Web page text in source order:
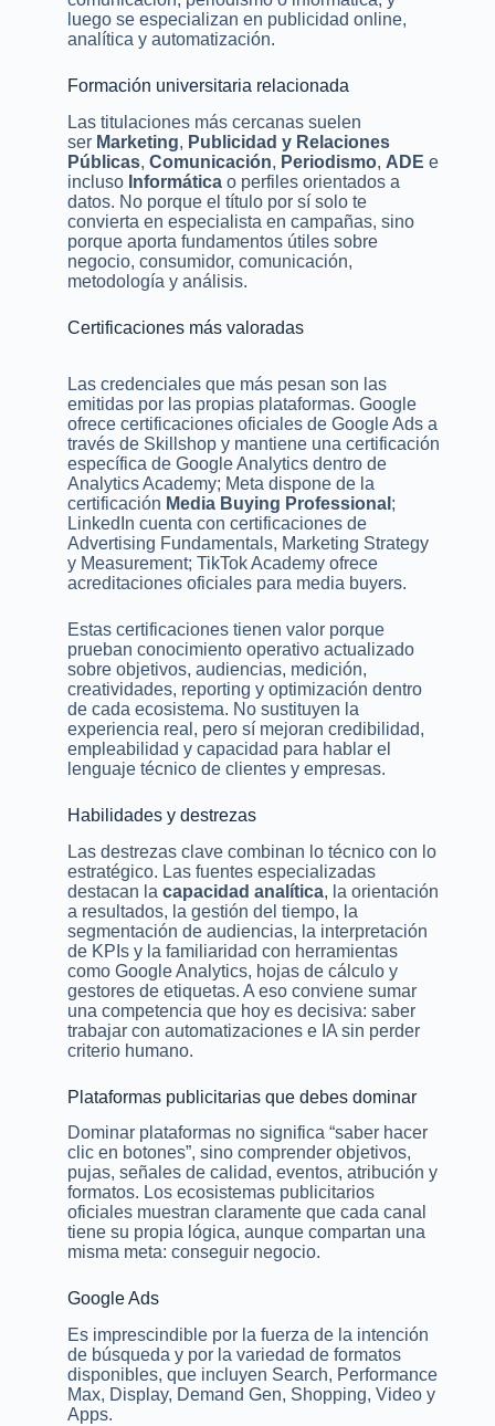
luego se especializan en publicidad online,
analítica y automatización.
Formación universitaria relacionada
Las titulaciones más cercanas suelen
ser Marketing, Publicidad y Relaciones
Públicas, Comunicación, Periodismo, ADE e
incluso Informáticao perfiles orientados a
datos. No porque el título por sí solo te
convierta en especialista en campañas, sino
porque aporta fundamentos útiles sobre
negocio, consumidor, comunicación,
metodología y análisis.
Certificaciones más valoradas
Las credenciales que más pesan son las
emitidas por las propias plataformas. Google
ofrece certificaciones oficiales de Google Ads a
través de Skillshop y mantiene una certificación
específica de Google Analytics dentro de
Analytics Academy; Meta dispone de la
certificación Media Buying Professional ;
LinkedIn cuenta con certificaciones de
Advertising Fundamentals, Marketing Strategy
y Measurement; TikTok Academy ofrece
acreditaciones oficiales para media buyers.
Estas certificaciones tienen valor porque
prueban conocimiento operativo actualizado
sobre objetivos, audiencias, medición,
creatividades, reporting y optimización dentro
de cada ecosistema. No sustituyen la
experiencia real, pero sí mejoran credibilidad,
empleabilidad y capacidad para hablar el
lenguaje técnico de clientes y empresas.
Habilidades y destrezas
Las destrezas clave combinan lo técnico con lo
estratégico. Las fuentes especializadas
destacan la capacidad analítica, la orientación
a resultados, la gestión del tiempo, la
segmentación de audiencias, la interpretación
de KPIs y la familiaridad con herramientas
como Google Analytics, hojas de cálculo y
gestores de etiquetas. A eso conviene sumar
una competencia que hoy es decisiva: saber
trabajar con automatizaciones e IA sin perder
criterio humano.
Plataformas publicitarias que debes dominar
Dominar plataformas no significa “saber hacer
clic en botones”, sino comprender objetivos,
pujas, señales de calidad, eventos, atribución y
formatos. Los ecosistemas publicitarios
oficiales muestran claramente que cada canal
tiene su propia lógica, aunque compartan una
misma meta: conseguir negocio.
Google Ads
Es imprescindible por la fuerza de la intención
de búsqueda y por la variedad de formatos
disponibles, que incluyen Search, Performance
Max, Display, Demand Gen, Shopping, Video y
Apps.